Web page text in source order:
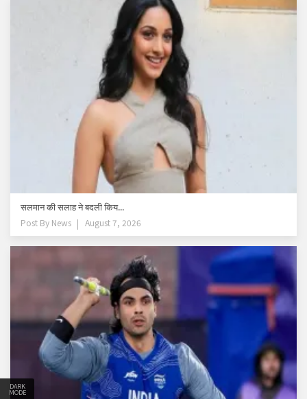
DARK
MODE
सलमान की सलाह ने बदली किय...
Post By News August 7, 2026